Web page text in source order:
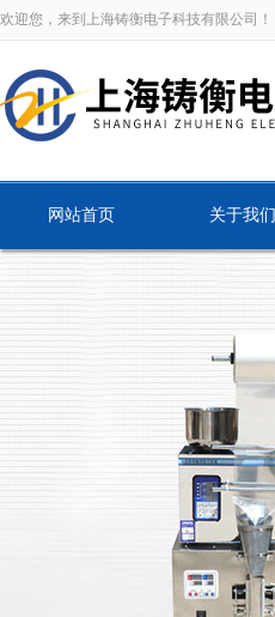
欢迎您，来到上海铸衡电子科技有限公司！
网站首页 关于我们